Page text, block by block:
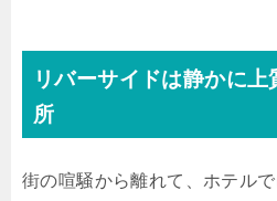
リバーサイドは静かに
所
街の喧騒から離れて、ホテル